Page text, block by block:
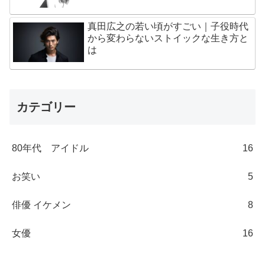
真田広之の若い頃がすごい｜子役時代
から変わらないストイックな生き方と
は
カテゴリー
80年代 アイドル 16
お笑い 5
俳優 イケメン 8
女優 16